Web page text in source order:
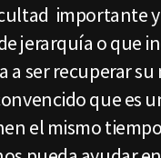
importante
jerarquía o que
a ser recuperar
que es
el mismo